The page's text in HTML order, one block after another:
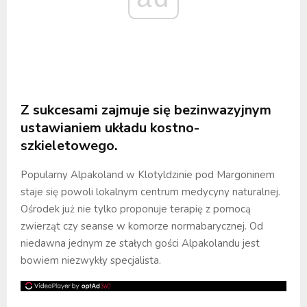
Z sukcesami zajmuje się bezinwazyjnym
ustawianiem układu kostno-
szkieletowego.
Popularny Alpakoland w Klotyldzinie pod Margoninem
staje się powoli lokalnym centrum medycyny naturalnej.
Ośrodek już nie tylko proponuje terapię z pomocą
zwierząt czy seanse w komorze normabarycznej. Od
niedawna jednym ze stałych gości Alpakolandu jest
bowiem niezwykły specjalista.